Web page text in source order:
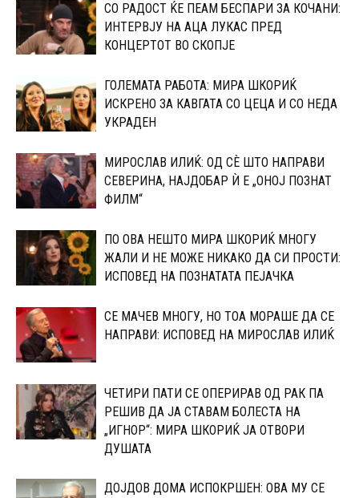
СО РАДОСТ ЌЕ ПЕАМ БЕСПАРИ ЗА КОЧАНИ:
ИНТЕРВЈУ НА АЦА ЛУКАС ПРЕД
КОНЦЕРТОТ ВО СКОПЈЕ
ГОЛЕМАТА РАБОТА: МИРА ШКОРИЌ
ИСКРЕНО ЗА КАВГАТА СО ЦЕЦА И СО НЕДА
УКРАДЕН
МИРОСЛАВ ИЛИЌ: ОД СÈ ШТО НАПРАВИ
СЕВЕРИНА, НАЈДОБАР Ѝ Е „ОНОЈ ПОЗНАТ
ФИЛМ“
ПО ОВА НЕШТО МИРА ШКОРИЌ МНОГУ
ЖАЛИ И НЕ МОЖЕ НИКАКО ДА СИ ПРОСТИ:
ИСПОВЕД НА ПОЗНАТАТА ПЕЈАЧКА
СЕ МАЧЕВ МНОГУ, НО ТОА МОРАШЕ ДА СЕ
НАПРАВИ: ИСПОВЕД НА МИРОСЛАВ ИЛИЌ
ЧЕТИРИ ПАТИ СЕ ОПЕРИРАВ ОД РАК ПА
РЕШИВ ДА ЈА СТАВАМ БОЛЕСТА НА
„ИГНОР“: МИРА ШКОРИЌ ЈА ОТВОРИ
ДУШАТА
ДОЈДОВ ДОМА ИСПОКРШЕН: ОВА МУ СЕ